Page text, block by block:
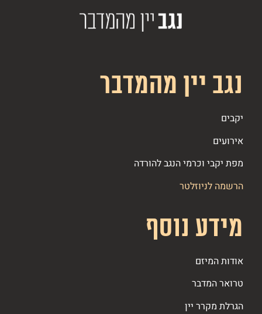
נגב יין מהמדבר
יקבים
אירועים
מפת יקבי וכרמי הנגב להורדה
הרשמה לניוזלטר
מידע נוסף
אודות המיזם
טרואר המדבר
הגרלת מקרר יין